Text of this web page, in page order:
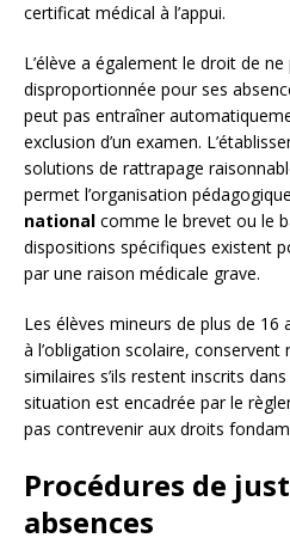
certificat médical à l’appui.
L’élève a également le droit de
disproportionnée pour ses
peut pas entraîner
exclusion d’un examen.
solutions de rattrapage
permet l’organisation
national comme le brevet ou le
dispositions spécifiques existent
par une raison médicale grave.
Les élèves mineurs de plus de 16
à l’obligation scolaire,
similaires s’ils restent inscrits
situation est encadrée par le
pas contrevenir aux droits
Procédures de
absences